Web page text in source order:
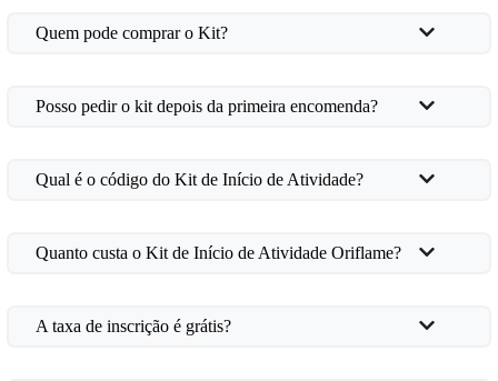
Quem pode comprar o Kit?
Posso pedir o kit depois da primeira encomenda?
Qual é o código do Kit de Início de Atividade?
Quanto custa o Kit de Início de Atividade Oriflame?
A taxa de inscrição é grátis?